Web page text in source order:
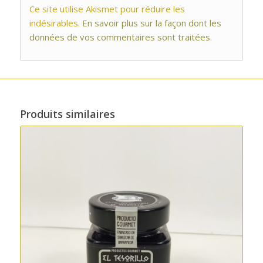
Ce site utilise Akismet pour réduire les
indésirables. En savoir plus sur la façon dont les
données de vos commentaires sont traitées.
Produits similaires